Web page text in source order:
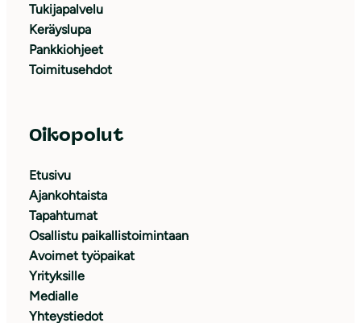
Tukijapalvelu
Keräyslupa
Pankkiohjeet
Toimitusehdot
Oikopolut
Etusivu
Ajankohtaista
Tapahtumat
Osallistu paikallistoimintaan
Avoimet työpaikat
Yrityksille
Medialle
Yhteystiedot